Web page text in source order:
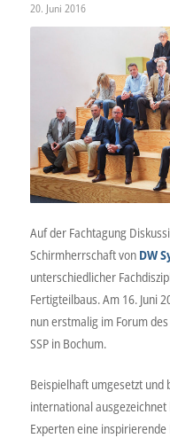
20. Juni 2016
Auf der Fachtagung
Schirmherrschaft von DW
unterschiedlicher
Fertigteilbaus. Am 16. Juni
nun erstmalig im Forum
SSP in Bochum.
Beispielhaft umgesetzt
international
Experten eine